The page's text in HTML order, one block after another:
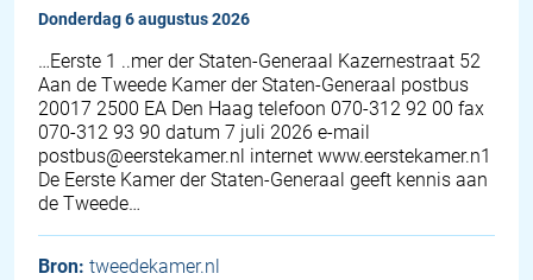
donderdag 6 augustus 2026
…Eerste 1 ..mer der Staten-Generaal Kazernestraat 52
Aan de Tweede Kamer der Staten-Generaal postbus
20017 2500 EA Den Haag telefoon 070-312 92 00 fax
070-312 93 90 datum 7 juli 2026 e-mail
postbus@eerstekamer.nl internet www.eerstekamer.n1
De Eerste Kamer der Staten-Generaal geeft kennis aan
de Tweede…
Bron: tweedekamer.nl